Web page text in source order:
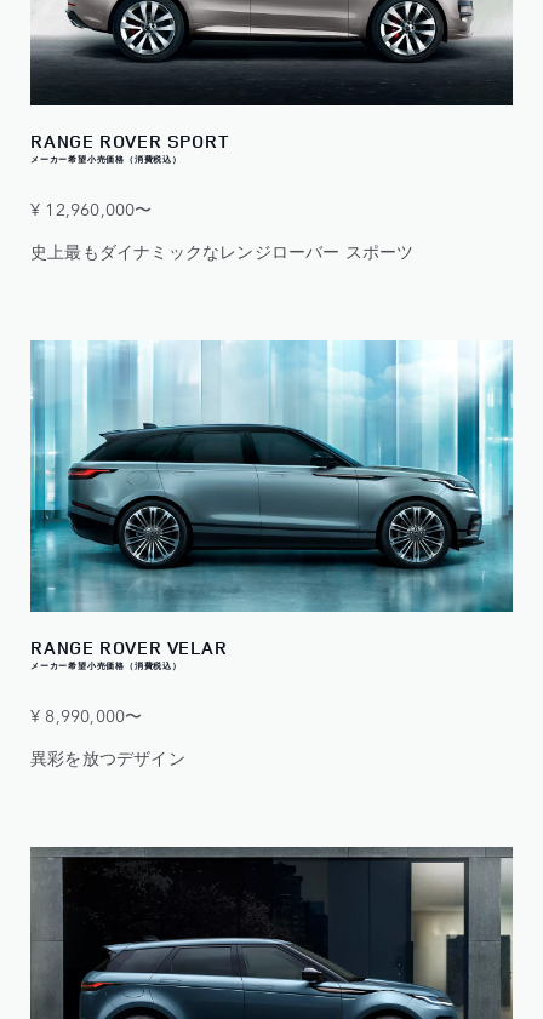
RANGE ROVER SPORT
メーカー希望小売価格（消費税込）
¥ 12,960,000〜
史上最もダイナミックなレンジローバー スポーツ
RANGE ROVER VELAR
メーカー希望小売価格（消費税込）
¥ 8,990,000〜
異彩を放つデザイン